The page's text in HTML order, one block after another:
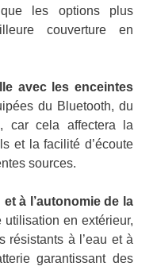
les options plus
couverture en
avec les enceintes
du Bluetooth, du
car cela affectera la
et la facilité d’écoute
sources.
à l’autonomie de la
en extérieur,
résistants à l’eau et à
garantissant des